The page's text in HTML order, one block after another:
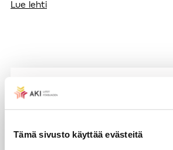
Tämä sivusto käyttää evästeitä
Lue lehti